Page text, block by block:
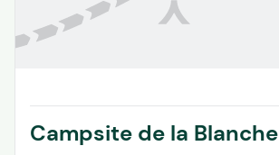
Campsite de la Blanche